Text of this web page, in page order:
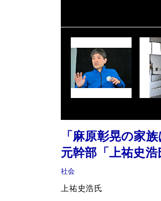
「麻原彰晃の家
元幹部「上祐史
社会
上祐史浩氏